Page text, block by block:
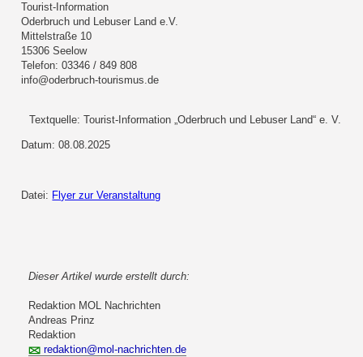
Tourist-Information
Oderbruch und Lebuser Land e.V.
Mittelstraße 10
15306 Seelow
Telefon: 03346 / 849 808
info@oderbruch-tourismus.de
Textquelle: Tourist-Information „Oderbruch und Lebuser Land“ e. V.
Datum: 08.08.2025
Datei: Flyer zur Veranstaltung
Dieser Artikel wurde erstellt durch:
Redaktion MOL Nachrichten
Andreas Prinz
Redaktion
redaktion@mol-nachrichten.de